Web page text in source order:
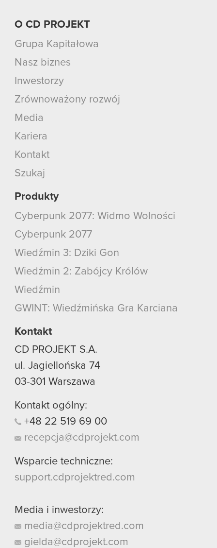
O CD PROJEKT
Grupa Kapitałowa
Nasz biznes
Inwestorzy
Zrównoważony rozwój
Media
Kariera
Kontakt
Szukaj
Produkty
Cyberpunk 2077: Widmo Wolności
Cyberpunk 2077
Wiedźmin 3: Dziki Gon
Wiedźmin 2: Zabójcy Królów
Wiedźmin
GWINT: Wiedźmińska Gra Karciana
Kontakt
CD PROJEKT S.A.
ul. Jagiellońska 74
03-301 Warszawa
Kontakt ogólny:
+48 22 519 69 00
recepcja@cdprojekt.com
Wsparcie techniczne:
support.cdprojektred.com
Media i inwestorzy:
media@cdprojektred.com
gielda@cdprojekt.com